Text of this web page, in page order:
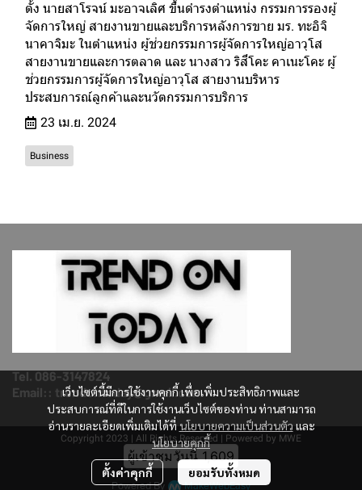
ตั้ง นายสาโรจน์ มะอาจเลิศ ขึ้นดำรงตำแหน่ง กรรมการรองผู้
จัดการใหญ่ สายงานขายและบริการหลังการขาย มร. ทะอิจิ
นาคาจิมะ ในตำแหน่ง ผู้ช่วยกรรมการผู้จัดการใหญ่อาวุโส
สายงานขายและการตลาด และ นางสาว ริสึโคะ คาเนะโคะ ผู้
ช่วยกรรมการผู้จัดการใหญ่อาวุโส สายงานบริหาร
ประสบการณ์ลูกค้าและนวัตกรรมการบริการ
23 เม.ย. 2024
Business
เว็บไซต์นี้มีการใช้งานคุกกี้ เพื่อเพิ่มประสิทธิภาพและ
ประสบการณ์ที่ดีในการใช้งานเว็บไซต์ของท่าน ท่านสามารถ
อ่านรายละเอียดเพิ่มเติมได้ที่ นโยบายความเป็นส่วนตัว และ
นโยบายคุกกี้
ตั้งค่าคุกกี้ ยอมรับทั้งหมด
Tel. 086-3147824
Email:: trendontoday@gmail.com
Copyright 2023 | All Rights Reserved | Powered by MWE
ผู้เข้าชมวันนี้1,609
Powered By MakeWebEasy